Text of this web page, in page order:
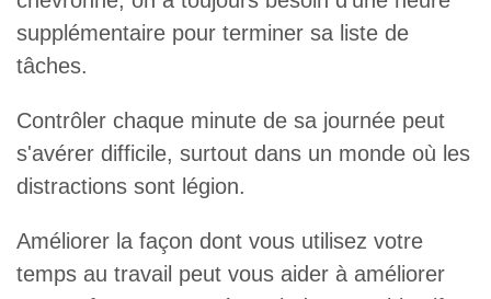
supplémentaire pour terminer sa liste de
tâches.
Contrôler chaque minute de sa journée peut
s'avérer difficile, surtout dans un monde où les
distractions sont légion.
Améliorer la façon dont vous utilisez votre
temps au travail peut vous aider à améliorer